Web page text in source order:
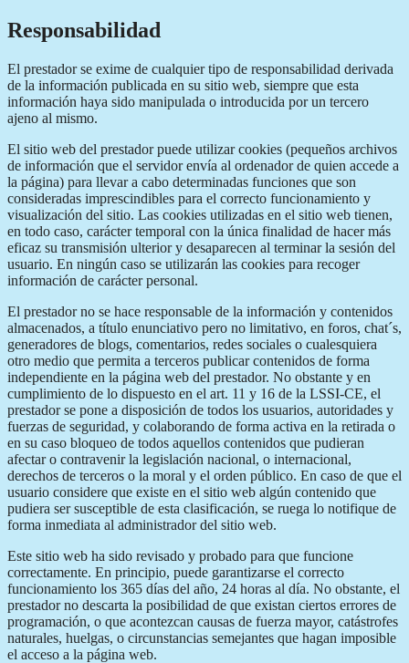
Responsabilidad
El prestador se exime de cualquier tipo de responsabilidad derivada
de la información publicada en su sitio web, siempre que esta
información haya sido manipulada o introducida por un tercero
ajeno al mismo.
El sitio web del prestador puede utilizar cookies (pequeños archivos
de información que el servidor envía al ordenador de quien accede a
la página) para llevar a cabo determinadas funciones que son
consideradas imprescindibles para el correcto funcionamiento y
visualización del sitio. Las cookies utilizadas en el sitio web tienen,
en todo caso, carácter temporal con la única finalidad de hacer más
eficaz su transmisión ulterior y desaparecen al terminar la sesión del
usuario. En ningún caso se utilizarán las cookies para recoger
información de carácter personal.
El prestador no se hace responsable de la información y contenidos
almacenados, a título enunciativo pero no limitativo, en foros, chat´s,
generadores de blogs, comentarios, redes sociales o cualesquiera
otro medio que permita a terceros publicar contenidos de forma
independiente en la página web del prestador. No obstante y en
cumplimiento de lo dispuesto en el art. 11 y 16 de la LSSI-CE, el
prestador se pone a disposición de todos los usuarios, autoridades y
fuerzas de seguridad, y colaborando de forma activa en la retirada o
en su caso bloqueo de todos aquellos contenidos que pudieran
afectar o contravenir la legislación nacional, o internacional,
derechos de terceros o la moral y el orden público. En caso de que el
usuario considere que existe en el sitio web algún contenido que
pudiera ser susceptible de esta clasificación, se ruega lo notifique de
forma inmediata al administrador del sitio web.
Este sitio web ha sido revisado y probado para que funcione
correctamente. En principio, puede garantizarse el correcto
funcionamiento los 365 días del año, 24 horas al día. No obstante, el
prestador no descarta la posibilidad de que existan ciertos errores de
programación, o que acontezcan causas de fuerza mayor, catástrofes
naturales, huelgas, o circunstancias semejantes que hagan imposible
el acceso a la página web.